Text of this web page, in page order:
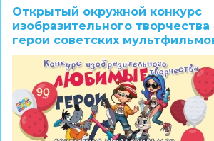
конкурс
по
креативному
Открытый окружной конкурс
изобразительного
герои советских